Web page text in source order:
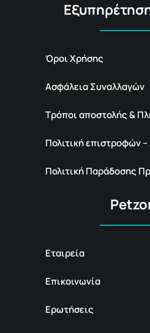
Όροι Χρήσης
Ασφάλεια Συναλλαγών
Τρόποι αποστολής &
Πολιτική επιστροφών
Πολιτική Παράδοσης
Εταιρεία
Επικοινωνία
Ερωτήσεις